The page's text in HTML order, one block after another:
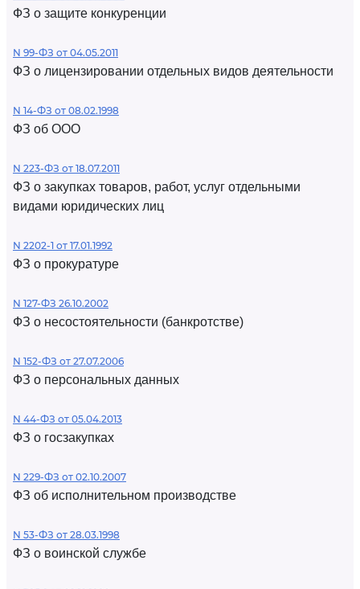
ФЗ о защите конкуренции
N 99-ФЗ от 04.05.2011
ФЗ о лицензировании отдельных видов деятельности
N 14-ФЗ от 08.02.1998
ФЗ об ООО
N 223-ФЗ от 18.07.2011
ФЗ о закупках товаров, работ, услуг отдельными
видами юридических лиц
N 2202-1 от 17.01.1992
ФЗ о прокуратуре
N 127-ФЗ 26.10.2002
ФЗ о несостоятельности (банкротстве)
N 152-ФЗ от 27.07.2006
ФЗ о персональных данных
N 44-ФЗ от 05.04.2013
ФЗ о госзакупках
N 229-ФЗ от 02.10.2007
ФЗ об исполнительном производстве
N 53-ФЗ от 28.03.1998
ФЗ о воинской службе